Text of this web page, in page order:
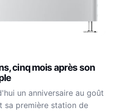
cinq mois après son
un anniversaire au goût
sa première station de